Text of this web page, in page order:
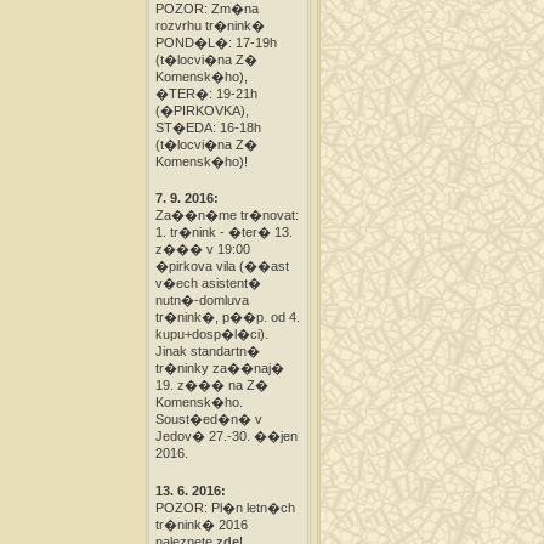
POZOR: Zm�na
rozvrhu tr�nink�
POND�L�: 17-19h
(t�locvi�na Z�
Komensk�ho),
�TER�: 19-21h
(�PIRKOVKA),
ST�EDA: 16-18h
(t�locvi�na Z�
Komensk�ho)!
7. 9. 2016:
Za��n�me tr�novat:
1. tr�nink - �ter� 13.
z��� v 19:00
�pirkova vila (��ast
v�ech asistent�
nutn�-domluva
tr�nink�, p��p. od 4.
kupu+dosp�l�ci).
Jinak standartn�
tr�ninky za��naj�
19. z��� na Z�
Komensk�ho.
Soust�ed�n� v
Jedov� 27.-30. ��jen
2016.
13. 6. 2016:
POZOR: Pl�n letn�ch
tr�nink� 2016